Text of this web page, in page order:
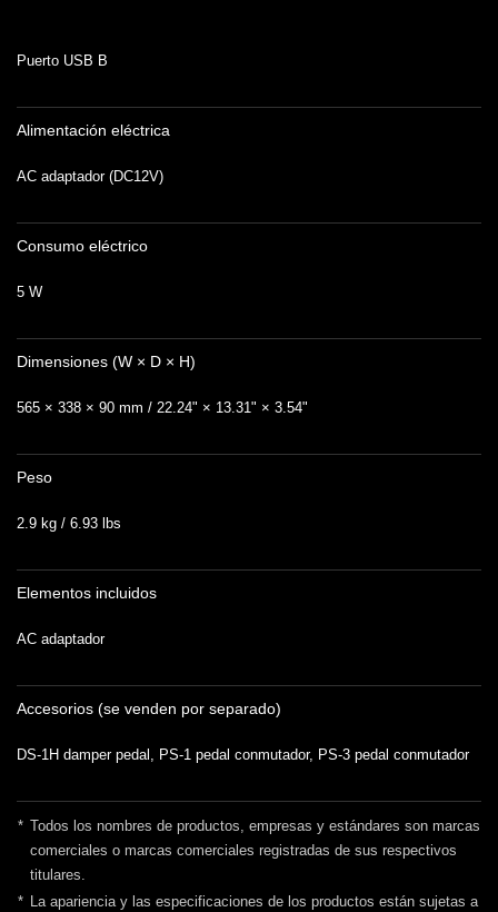
Puerto USB B
Alimentación eléctrica
AC adaptador (DC12V)
Consumo eléctrico
5 W
Dimensiones (W × D × H)
565 × 338 × 90 mm / 22.24" × 13.31" × 3.54"
Peso
2.9 kg / 6.93 lbs
Elementos incluidos
AC adaptador
Accesorios (se venden por separado)
DS-1H damper pedal, PS-1 pedal conmutador, PS-3 pedal conmutador
* Todos los nombres de productos, empresas y estándares son marcas
comerciales o marcas comerciales registradas de sus respectivos
titulares.
* La apariencia y las especificaciones de los productos están sujetas a